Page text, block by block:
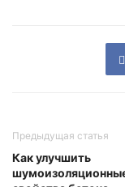
Предыдущая статья
Как улучшить